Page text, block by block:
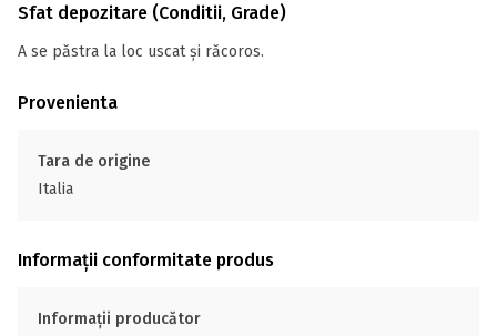
Sfat depozitare (Conditii, Grade)
A se păstra la loc uscat și răcoros.
Provenienta
Tara de origine
Italia
Informații conformitate produs
Informații producător